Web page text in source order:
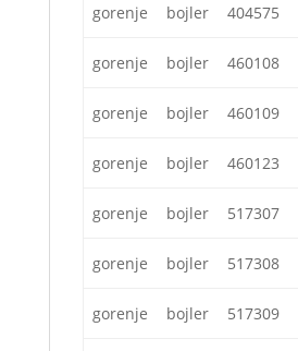
gorenje bojler 404575
gorenje bojler 460108
gorenje bojler 460109
gorenje bojler 460123
gorenje bojler 517307
gorenje bojler 517308
gorenje bojler 517309